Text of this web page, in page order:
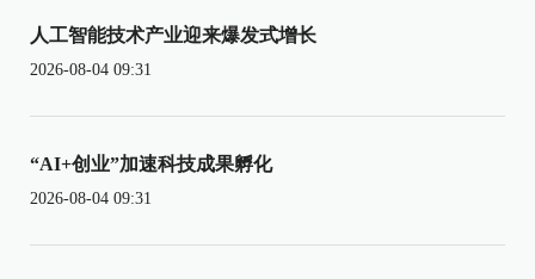
人工智能技术产业迎来爆发式增长
2026-08-04 09:31
“AI+创业”加速科技成果孵化
2026-08-04 09:31